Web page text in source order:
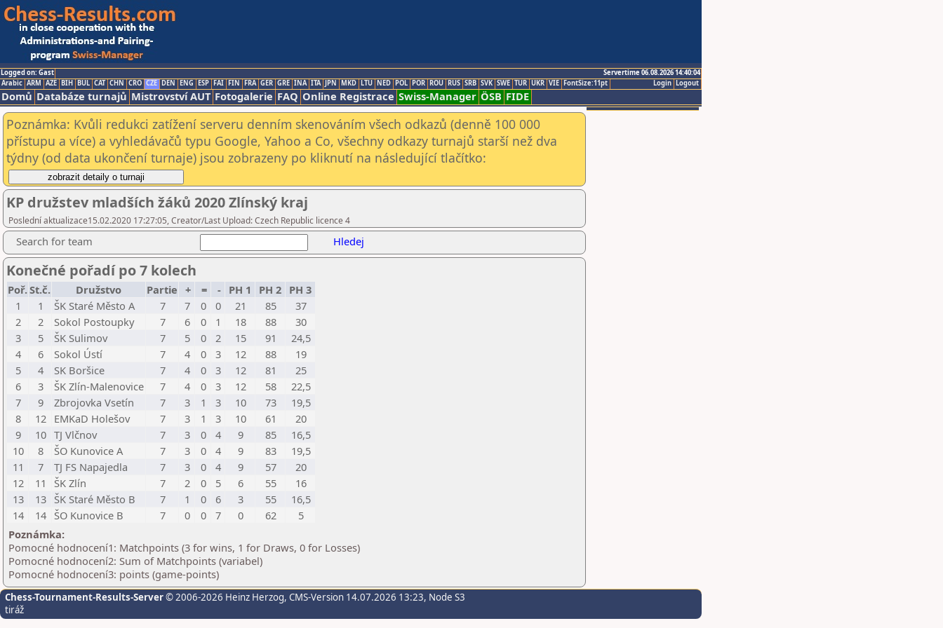
Logged on: Gast
Servertime 06.08.2026 14:40:04
Logout
Login
Arabic ARM AZE BIH BUL CAT CHN CRO CZE DEN ENG ESP FAI FIN FRA GER GRE INA ITA JPN MKD LTU NED POL POR ROU RUS SRB SVK SWE TUR UKR VIE FontSize:11pt
Domů Databáze turnajů Mistrovství AUT Fotogalerie FAQ Online Registrace Swiss-Manager ÖSB FIDE
Poznámka: Kvůli redukci zatížení serveru denním skenováním všech odkazů (denně 100 000
přístupu a více) a vyhledávačů typu Google, Yahoo a Co, všechny odkazy turnajů starší než dva
týdny (od data ukončení turnaje) jsou zobrazeny po kliknutí na následující tlačítko:
KP družstev mladších žáků 2020 Zlínský kraj
Poslední aktualizace15.02.2020 17:27:05, Creator/Last Upload: Czech Republic licence 4
Search for team Hledej
Konečné pořadí po 7 kolech
Poř.St.č. Družstvo Partie + = - PH 1 PH 2 PH 3
1
1 ŠK Staré Město A 7 7 0 0 21 85
37
2
2 Sokol Postoupky 7 6 0 1 18 88
30
3
5 ŠK Sulimov 7 5 0 2 15 91
24,5
4
6 Sokol Ústí 7 4 0 3 12 88
19
5
4 SK Boršice 7 4 0 3 12 81
25
6
3 ŠK Zlín-Malenovice 7 4 0 3 12 58
22,5
7
9 Zbrojovka Vsetín 7 3 1 3 10 73
19,5
8
12 EMKaD Holešov 7 3 1 3 10 61
20
9
10 TJ Vlčnov 7 3 0 4 9 85
16,5
10
8 ŠO Kunovice A 7 3 0 4 9 83
19,5
11
7 TJ FS Napajedla 7 3 0 4 9 57
20
12
11 ŠK Zlín 7 2 0 5 6 55
16
13
13 ŠK Staré Město B 7 1 0 6 3 55
16,5
14
14 ŠO Kunovice B 7 0 0 7 0 62
5
Poznámka:
Pomocné hodnocení1: Matchpoints (3 for wins, 1 for Draws, 0 for Losses)
Pomocné hodnocení2: Sum of Matchpoints (variabel)
Pomocné hodnocení3: points (game-points)
Chess-Tournament-Results-Server© 2006-2026 Heinz Herzog, CMS-Version 14.07.2026 13:23, Node S3
tiráž